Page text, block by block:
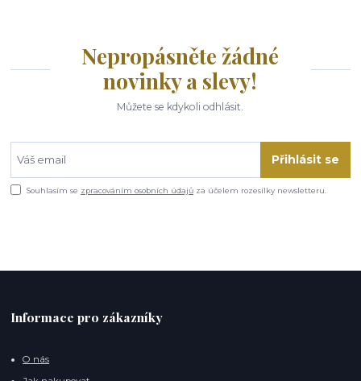
Nepropásněte žádné
novinky a slevy!
Můžete se kdykoli odhlásit.
Přihlásit se
Souhlasím se zpracováním osobních údajů za účelem rozesílky newsletteru.
Informace pro zákazníky
O nás